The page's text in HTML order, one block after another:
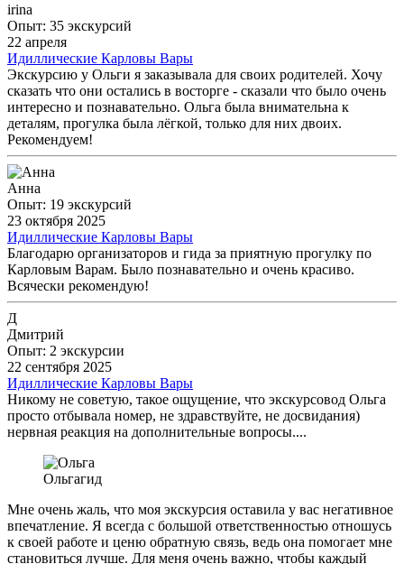
irina
Опыт: 35 экскурсий
22 апреля
Идиллические Карловы Вары
Экскурсию у Ольги я заказывала для своих родителей. Хочу
сказать что они остались в восторге - сказали что было очень
интересно и познавательно. Ольга была внимательна к
деталям, прогулка была лёгкой, только для них двоих.
Рекомендуем!
Анна
Опыт: 19 экскурсий
23 октября 2025
Идиллические Карловы Вары
Благодарю организаторов и гида за приятную прогулку по
Карловым Варам. Было познавательно и очень красиво.
Всячески рекомендую!
Д
Дмитрий
Опыт: 2 экскурсии
22 сентября 2025
Идиллические Карловы Вары
Никому не советую, такое ощущение, что экскурсовод Ольга
просто отбывала номер, не здравствуйте, не досвидания)
нервная реакция на дополнительные вопросы....
Ольгагид
Мне очень жаль, что моя экскурсия оставила у вас негативное
впечатление. Я всегда с большой ответственностью отношусь
к своей работе и ценю обратную связь, ведь она помогает мне
становиться лучше. Для меня очень важно, чтобы каждый